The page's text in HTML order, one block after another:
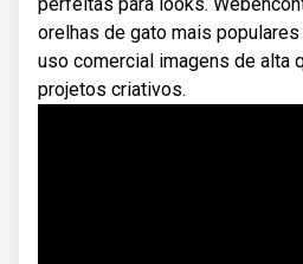
orelhas de gato mais
uso comercial imagens de alta
projetos criativos.